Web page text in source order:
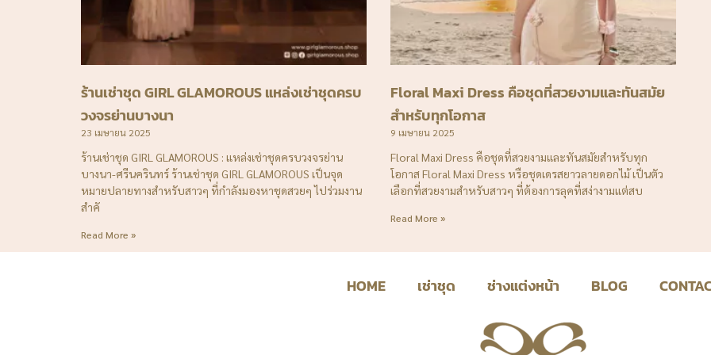
ร้านเช่าชุด GIRL GLAMOROUS แหล่งเช่าชุดครบ
วงจรย่านบางนา
23 เมษายน 2025
ร้านเช่าชุด GIRL GLAMOROUS : แหล่งเช่าชุดครบวงจรย่าน
บางนา-ศรีนครินทร์ ร้านเช่าชุด GIRL GLAMOROUS เป็นจุด
หมายปลายทางสำหรับสาวๆ ที่กำลังมองหาชุดสวยๆ ไปร่วมงาน
สำคั
Read More »
Floral Maxi Dress คือชุดที่สวยงามและทันสมัย
สำหรับทุกโอกาส
9 เมษายน 2025
Floral Maxi Dress คือชุดที่สวยงามและทันสมัยสำหรับทุก
โอกาส Floral Maxi Dress หรือชุดเดรสยาวลายดอกไม้ เป็นตัว
เลือกที่สวยงามสำหรับสาวๆ ที่ต้องการลุคที่สง่างามแต่สบ
Read More »
HOME เช่าชุด ช่างแต่งหน้า BLOG